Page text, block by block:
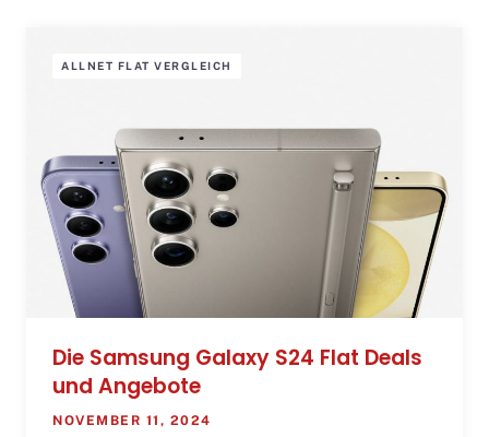
ALLNET FLAT VERGLEICH
Die Samsung Galaxy S24 Flat Deals
und Angebote
NOVEMBER 11, 2024